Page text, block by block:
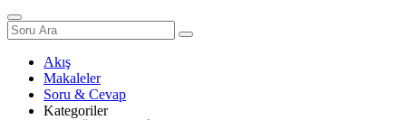
Akış
Makaleler
Soru & Cevap
Kategoriler